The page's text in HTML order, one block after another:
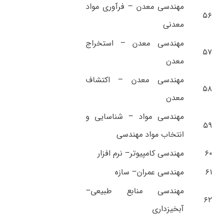
۵۶
مهندسی معدن – فرآوری مواد
معدنی
۵۷
مهندسی معدن – استخراج
معدن
۵۸
مهندسی معدن – اکتشاف
معدن
۵۹
مهندسی مواد – شناسایی و
انتخاب مواد مهندسی
۶۰
مهندسی کامپیوتر– نرم افزار
۶۱
مهندسی عمران– سازه
۶۲
مهندسی منابع طبیعی–
آبخیزداری